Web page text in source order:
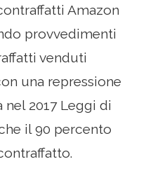
Amazon
provvedimenti
venduti
una repressione
2017 Leggi di
il 90 percento